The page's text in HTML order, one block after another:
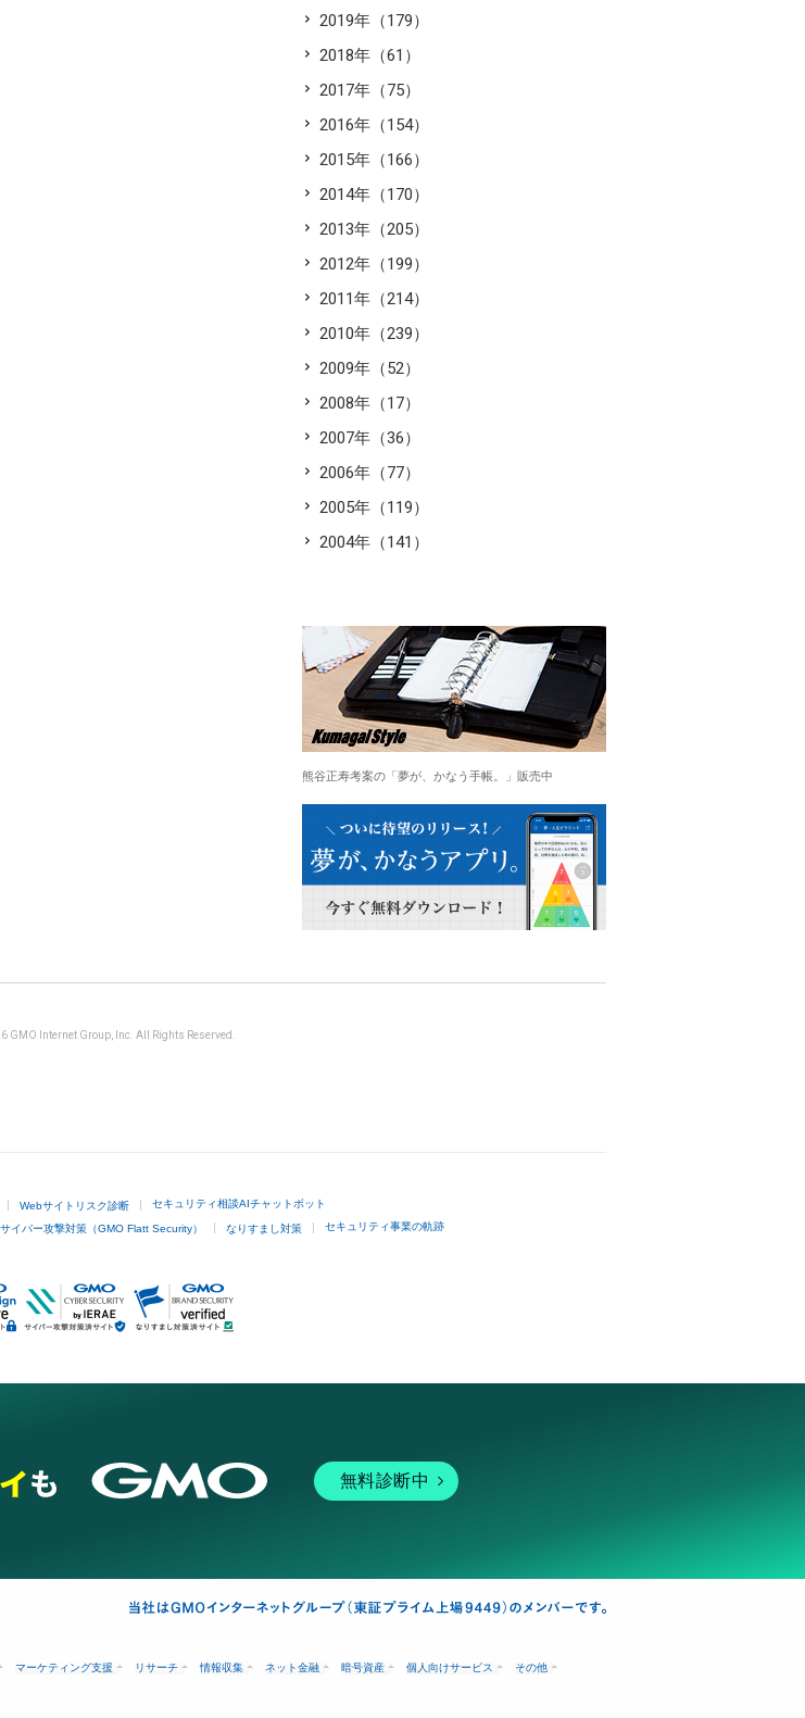
2019年（179）
2018年（61）
2017年（75）
2016年（154）
2015年（166）
2014年（170）
2013年（205）
2012年（199）
2011年（214）
2010年（239）
2009年（52）
2008年（17）
2007年（36）
2006年（77）
2005年（119）
2004年（141）
熊谷正寿考案の「夢が、かなう手帳。」販売中
GMO Internet Group, Inc. All Rights Reserved.
Webサイトリスク診断 セキュリティ相談AIチャットボット
サイバー攻撃対策（GMO Flatt Security） なりすまし対策 セキュリティ事業の軌跡
無料診断中
マーケティング支援 リサーチ 情報収集 ネット金融 暗号資産 個人向けサービス その他